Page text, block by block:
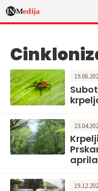
aprila